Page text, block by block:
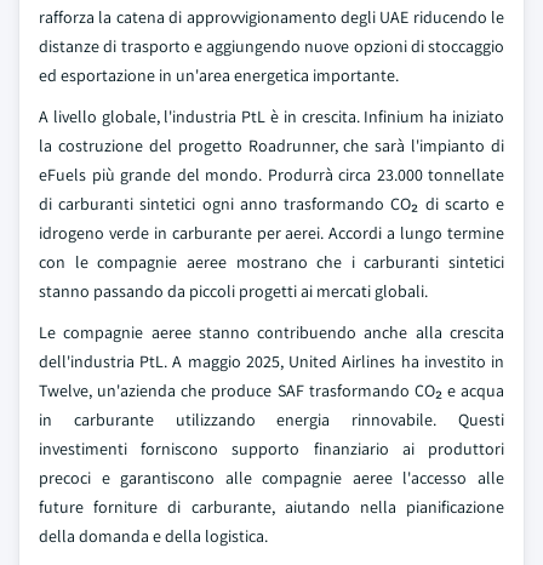
rafforza la catena di approvvigionamento degli UAE riducendo le
distanze di trasporto e aggiungendo nuove opzioni di stoccaggio
ed esportazione in un'area energetica importante.
A livello globale, l'industria PtL è in crescita. Infinium ha iniziato
la costruzione del progetto Roadrunner, che sarà l'impianto di
eFuels più grande del mondo. Produrrà circa 23.000 tonnellate
di carburanti sintetici ogni anno trasformando CO₂ di scarto e
idrogeno verde in carburante per aerei. Accordi a lungo termine
con le compagnie aeree mostrano che i carburanti sintetici
stanno passando da piccoli progetti ai mercati globali.
Le compagnie aeree stanno contribuendo anche alla crescita
dell'industria PtL. A maggio 2025, United Airlines ha investito in
Twelve, un'azienda che produce SAF trasformando CO₂ e acqua
in carburante utilizzando energia rinnovabile. Questi
investimenti forniscono supporto finanziario ai produttori
precoci e garantiscono alle compagnie aeree l'accesso alle
future forniture di carburante, aiutando nella pianificazione
della domanda e della logistica.